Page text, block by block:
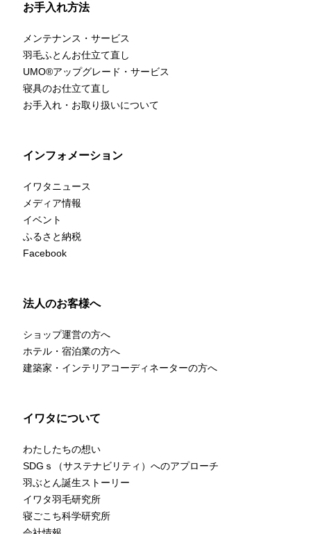
お手入れ方法
メンテナンス・サービス
羽毛ふとんお仕立て直し
UMO®アップグレード・サービス
寝具のお仕立て直し
お手入れ・お取り扱いについて
インフォメーション
イワタニュース
メディア情報
イベント
ふるさと納税
Facebook
法人のお客様へ
ショップ運営の方へ
ホテル・宿泊業の方へ
建築家・インテリアコーディネーターの方へ
イワタについて
わたしたちの想い
SDGｓ（サステナビリティ）へのアプローチ
羽ぶとん誕生ストーリー
イワタ羽毛研究所
寝ごこち科学研究所